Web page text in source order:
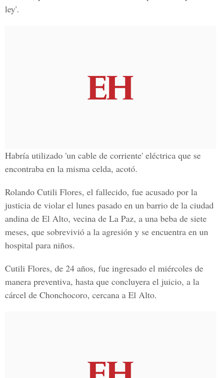
ley'.
Habría utilizado 'un cable de corriente' eléctrica que se
encontraba en la misma celda, acotó.
Rolando Cutili Flores, el fallecido, fue acusado por la
justicia de violar el lunes pasado en un barrio de la ciudad
andina de El Alto, vecina de La Paz, a una beba de siete
meses, que sobrevivió a la agresión y se encuentra en un
hospital para niños.
Cutili Flores, de 24 años, fue ingresado el miércoles de
manera preventiva, hasta que concluyera el juicio, a la
cárcel de Chonchocoro, cercana a El Alto.